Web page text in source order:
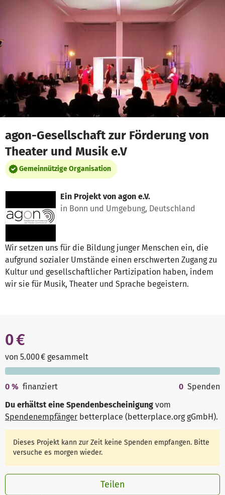
Zum Hauptinhalt springen
Erklärung zur Barrierefreiheit anzeigen
agon-Gesellschaft zur Förderung von
Theater und Musik e.V
Gemeinnützige Organisation
Ein Projekt von agon e.V.
in Bonn und Umgebung, Deutschland
Wir setzen uns für die Bildung junger Menschen ein, die
aufgrund sozialer Umstände einen erschwerten Zugang zu
Kultur und gesellschaftlicher Partizipation haben, indem
wir sie für Musik, Theater und Sprache begeistern.
0 €
von 5.000 € gesammelt
0 % finanziert 0 Spenden
Du erhältst eine Spendenbescheinigung vom
Spendenempfänger betterplace (betterplace.org gGmbH).
Dieses Projekt kann zur Zeit keine Spenden empfangen. Bitte
versuche es morgen wieder.
Teilen